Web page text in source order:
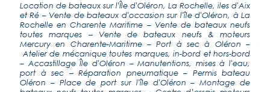
Location de bateaux sur l'Île d'Oléron, La Rochelle, iles d'Aix
et Ré – Vente de bateaux d'occasion sur l'île d'Oléron, à La
Rochelle en Charente Maritime – Vente de bateaux neufs
toutes marques – Vente de bateaux neufs & moteurs
Mercury en Charente-Maritime–Port à sec à Oléron –
Atelier de mécanique toutes marques, in-bord et hors-bord
– Accastillage Île d'Oléron –Manutentions, mises à l'eau,
port à sec – Réparation pneumatique– Permis bateau
Oléron – Place de port sur l'île d'Oléron –Montage de